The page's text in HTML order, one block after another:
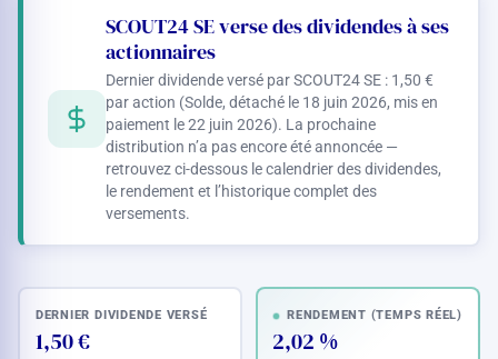
SCOUT24 SE verse des dividendes à ses
actionnaires
Dernier dividende versé par SCOUT24 SE : 1,50 €
par action (Solde, détaché le 18 juin 2026, mis en
paiement le 22 juin 2026). La prochaine
distribution n’a pas encore été annoncée —
retrouvez ci-dessous le calendrier des dividendes,
le rendement et l’historique complet des
versements.
DERNIER DIVIDENDE VERSÉ
1,50 €
RENDEMENT (TEMPS RÉEL)
2,02 %